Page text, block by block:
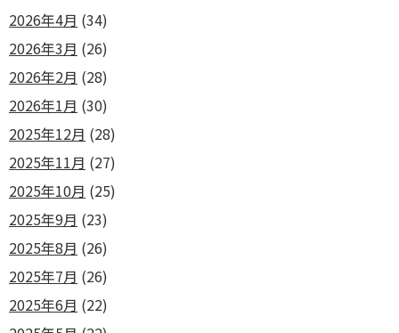
2026年4月 (34)
2026年3月 (26)
2026年2月 (28)
2026年1月 (30)
2025年12月 (28)
2025年11月 (27)
2025年10月 (25)
2025年9月 (23)
2025年8月 (26)
2025年7月 (26)
2025年6月 (22)